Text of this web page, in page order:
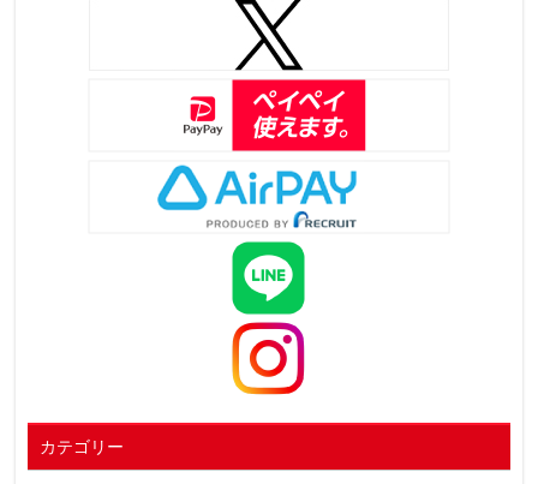
カテゴリー